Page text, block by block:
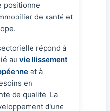
positionne
de santé et
répond à
au vieillissement
et à
en
de qualité. La
d'une